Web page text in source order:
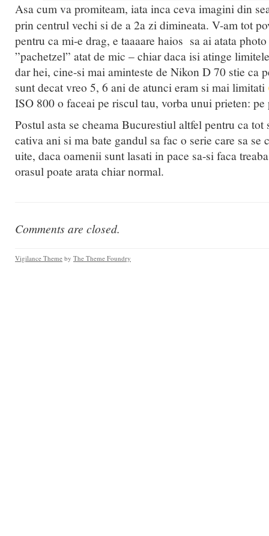
Asa cum va promiteam, iata inca ceva imagini din
prin centrul vechi si de a 2a zi dimineata. V-am tot
pentru ca mi-e drag, e taaaare haios sa ai atata
”pachetzel” atat de mic – chiar daca isi atinge
dar hei, cine-si mai aminteste de Nikon D 70 stie ca
sunt decat vreo 5, 6 ani de atunci eram si mai limitati
ISO 800 o faceai pe riscul tau, vorba unui prieten:
Postul asta se cheama Bucurestiul altfel pentru ca
cativa ani si ma bate gandul sa fac o serie care sa se
uite, daca oamenii sunt lasati in pace sa-si faca
orasul poate arata chiar normal.
Comments are closed.
Vigilance Theme by The Theme Foundry